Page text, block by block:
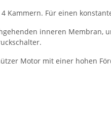
Kammern. Für einen
inneren Membran,
Motor mit einer hohen